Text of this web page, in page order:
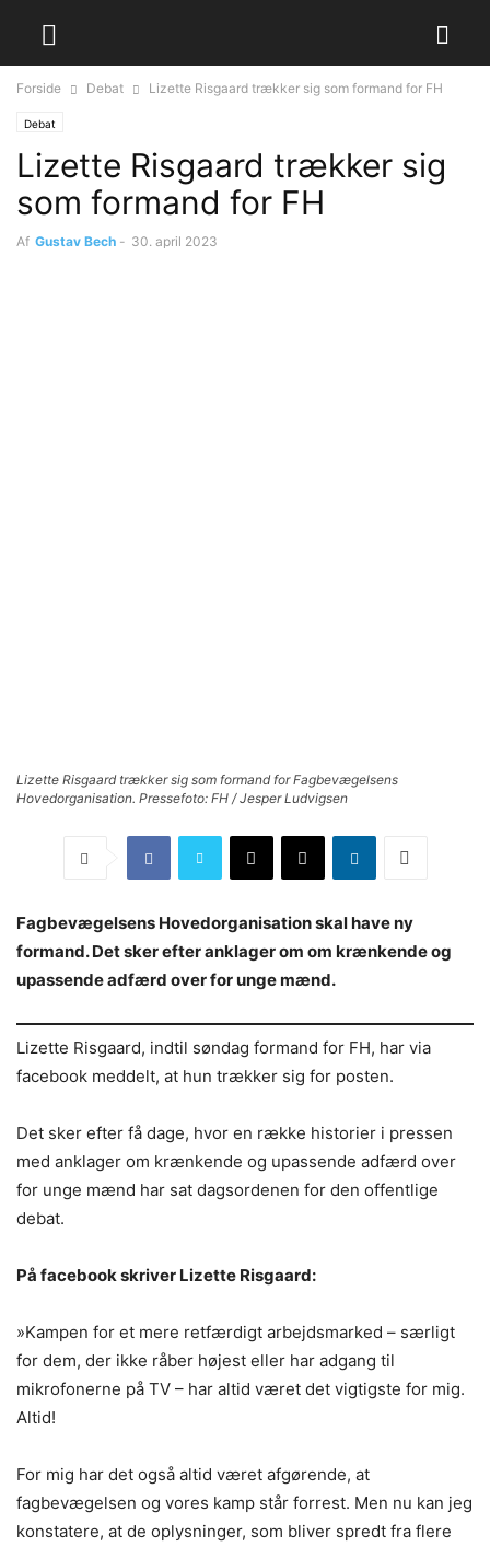
Forside Debat Lizette Risgaard trækker sig som formand for FH
Debat
Lizette Risgaard trækker sig
som formand for FH
Af Gustav Bech - 30. april 2023
Lizette Risgaard trækker sig som formand for Fagbevægelsens
Hovedorganisation. Pressefoto: FH / Jesper Ludvigsen
Fagbevægelsens Hovedorganisation skal have ny
formand. Det sker efter anklager om om krænkende og
upassende adfærd over for unge mænd.
Lizette Risgaard, indtil søndag formand for FH, har via
facebook meddelt, at hun trækker sig for posten.
Det sker efter få dage, hvor en række historier i pressen
med anklager om krænkende og upassende adfærd over
for unge mænd har sat dagsordenen for den offentlige
debat.
På facebook skriver Lizette Risgaard:
»Kampen for et mere retfærdigt arbejdsmarked – særligt
for dem, der ikke råber højest eller har adgang til
mikrofonerne på TV – har altid været det vigtigste for mig.
Altid!
For mig har det også altid været afgørende, at
fagbevægelsen og vores kamp står forrest. Men nu kan jeg
konstatere, at de oplysninger, som bliver spredt fra flere